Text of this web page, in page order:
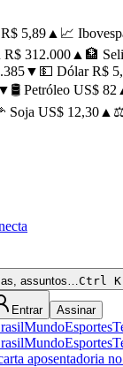
5,89▲📈
312.000▲🏦
▼💵 Dólar R$
🛢️ Petróleo US$ 82
Soja US$ 12,30▲⚖️
assuntos…Ctrl K
Entrar Assinar
MundoEsportes
MundoEsportes
aposentadoria